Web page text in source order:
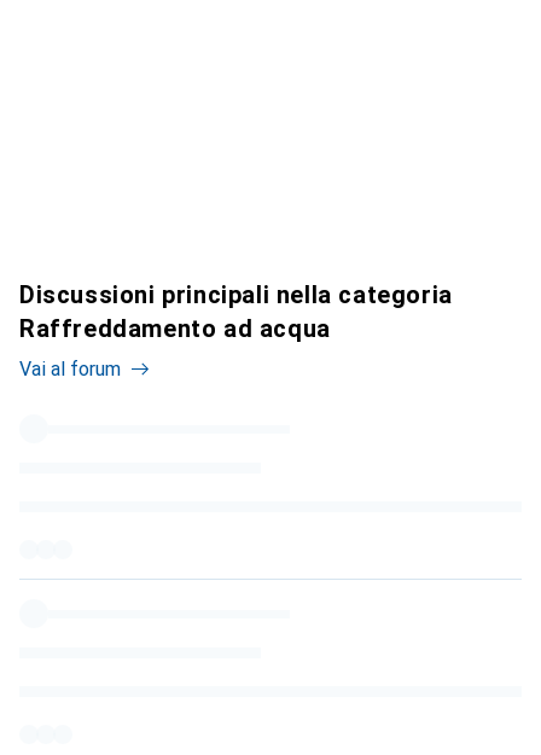
Discussioni principali nella categoria
Raffreddamento ad acqua
Vai al forum